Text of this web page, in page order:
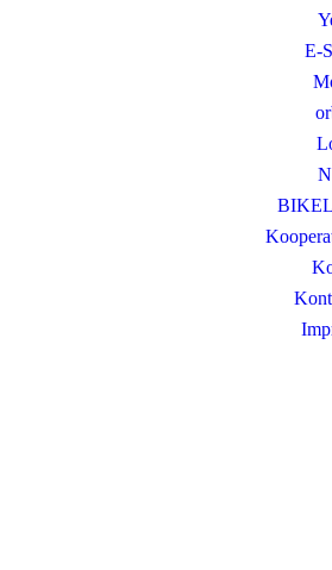
E-